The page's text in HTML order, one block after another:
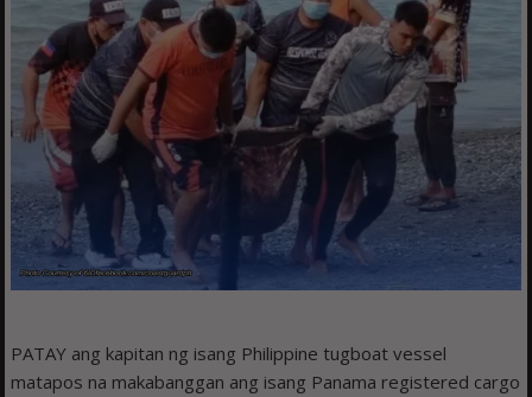
PATAY ang kapitan ng isang Philippine tugboat vessel
matapos na makabanggan ang isang Panama registered cargo